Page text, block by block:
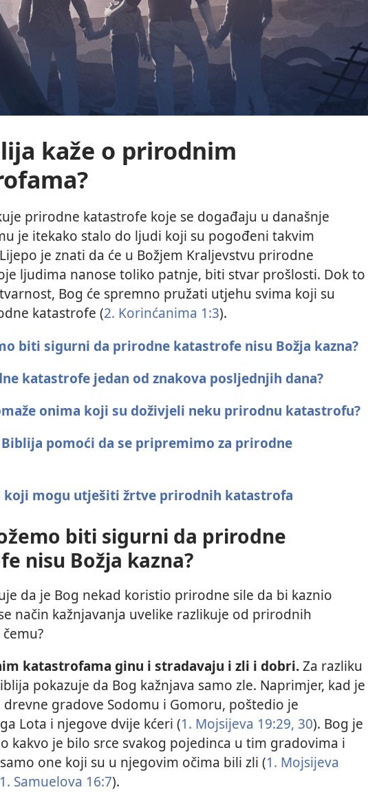
kaže o prirodnim
prirodne katastrofe koje se događaju u današnje
je itekako stalo do ljudi koji su pogođeni takvim
je znati da će u Božjem Kraljevstvu prirodne
ljudima nanose toliko patnje, biti stvar prošlosti. Dok to
Bog će spremno pružati utjehu svima koji su
katastrofe (2. Korinćanima 1:3).
biti sigurni da prirodne katastrofe nisu Božja kazna?
katastrofe jedan od znakova posljednjih dana?
onima koji su doživjeli neku prirodnu katastrofu?
pomoći da se pripremimo za prirodne
mogu utješiti žrtve prirodnih katastrofa
biti sigurni da prirodne
nisu Božja kazna?
da je Bog nekad koristio prirodne sile da bi kaznio
način kažnjavanja uvelike razlikuje od prirodnih
katastrofama ginu i stradavaju i zli i dobri.Za razliku
pokazuje da Bog kažnjava samo zle. Naprimjer, kad je
gradove Sodomu i Gomoru, poštedio je
Lota i njegove dvije kćeri (1. Mojsijeva 19:29, 30). Bog je
kakvo je bilo srce svakog pojedinca u tim gradovima i
one koji su u njegovim očima bili zli (1. Mojsijeva
1. Samuelova 16:7).